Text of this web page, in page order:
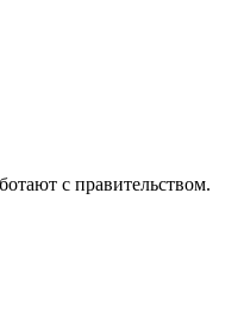
с правительством.